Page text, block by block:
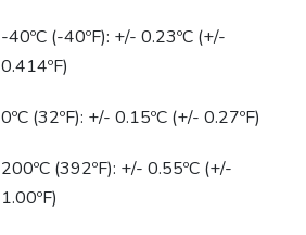
-40ºC (-40ºF): +/- 0.23ºC (+/-
0.414ºF)
0ºC (32ºF): +/- 0.15ºC (+/- 0.27ºF)
200ºC (392ºF): +/- 0.55ºC (+/-
1.00ºF)